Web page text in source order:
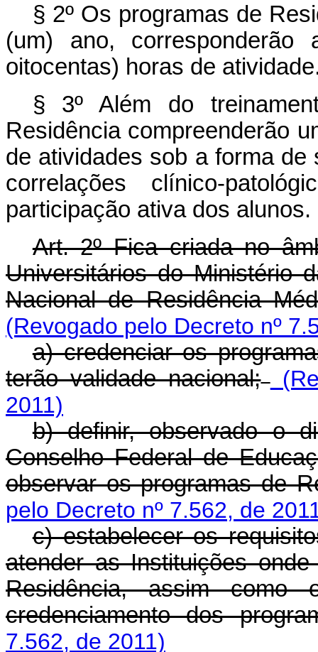
§ 2º Os programas de
(um) ano,
oitocentas) horas de
§ 3º Além do
Residência compreenderão
de atividades sob a forma
correlações clínico-
participação ativa dos alunos.
Art. 2º Fica criada no
Universitários do Ministério
Nacional de Residência
(Revogado pelo Decreto nº
a) credenciar os
terão validade nacional;
2011)
b) definir, observado o
Conselho Federal de
observar os programas de
pelo Decreto nº 7.562, de
c) estabelecer os
atender as Instituições
Residência, assim
credenciamento dos
7.562, de 2011)